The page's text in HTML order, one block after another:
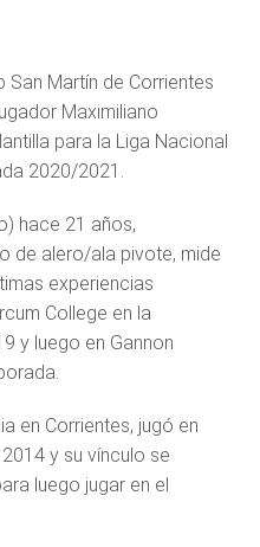
San Martín de Corrientes
Maximiliano
para la Liga Nacional
2020/2021.
hace 21 años,
de alero/ala pivote, mide
experiencias
College en la
y luego en Gannon
en Corrientes, jugó en
y su vínculo se
luego jugar en el